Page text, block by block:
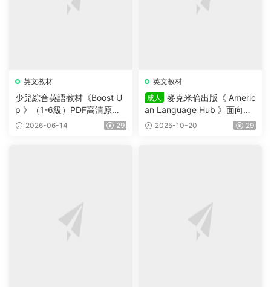
英文教材
少兒綜合英語教材《Boost U
p 》（1-6級）PDF高清原版
教材，學生書+課本答案試題
2026-06-14 29
英文教材
成人
麥克米倫出版《 Americ
an Language Hub 》面向成
人的六級别通用英語教材，C
2025-10-20 29